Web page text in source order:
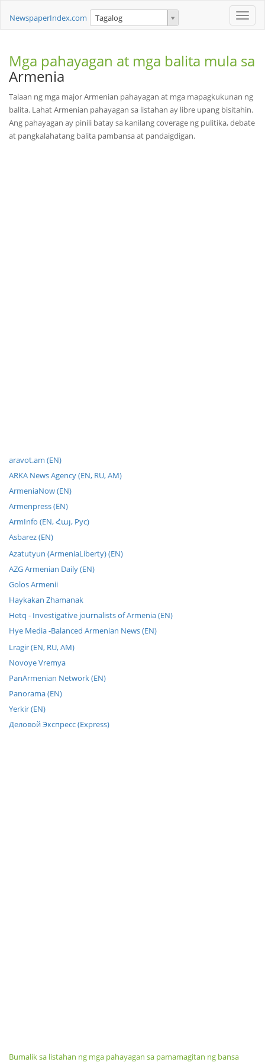
Toggle
NewspaperIndex.com Tagalog
Mga pahayagan at mga balita mula sa
Armenia
Talaan ng mga major Armenian pahayagan at mga mapagkukunan ng
balita. Lahat Armenian pahayagan sa listahan ay libre upang bisitahin.
Ang pahayagan ay pinili batay sa kanilang coverage ng pulitika, debate
at pangkalahatang balita pambansa at pandaigdigan.
aravot.am (EN)
ARKA News Agency (EN, RU, AM)
ArmeniaNow (EN)
Armenpress (EN)
ArmInfo (EN, Հայ, Рус)
Asbarez (EN)
Azatutyun (ArmeniaLiberty) (EN)
AZG Armenian Daily (EN)
Golos Armenii
Haykakan Zhamanak
Hetq - Investigative journalists of Armenia (EN)
Hye Media -Balanced Armenian News (EN)
Lragir (EN, RU, AM)
Novoye Vremya
PanArmenian Network (EN)
Panorama (EN)
Yerkir (EN)
Деловой Экспресс (Express)
Bumalik sa listahan ng mga pahayagan sa pamamagitan ng bansa